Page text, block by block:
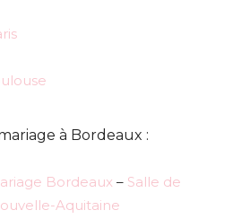
à Bordeaux :
Bordeaux – Salle de
Aquitaine